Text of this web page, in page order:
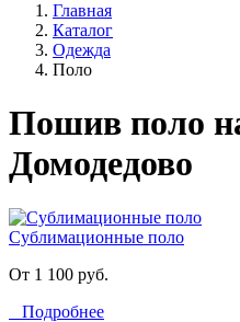
Главная
Каталог
Одежда
Поло
Пошив поло
Домодедово
Сублимационные поло
От 1 100 руб.
Подробнее